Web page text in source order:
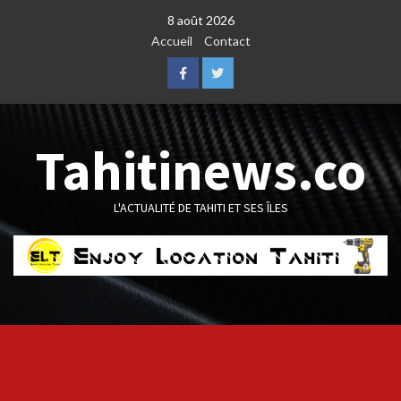
8 août 2026
Accueil
Contact
FacebookTwitter
Tahitinews.co
L'ACTUALITÉ DE TAHITI ET SES ÎLES